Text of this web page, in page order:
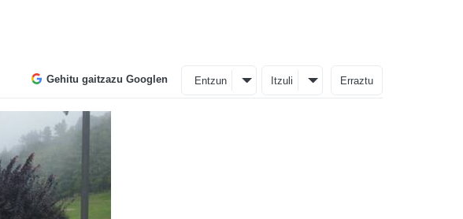
Gehitu gaitzazu Googlen Entzun Itzuli Erraztu